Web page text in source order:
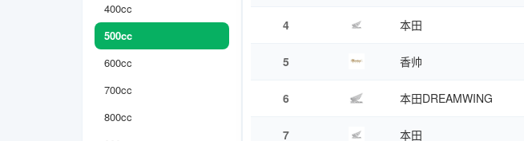
400cc
500cc
600cc
700cc
800cc
4 本田
5 香帅
6 本田DREAMWING
7 本田